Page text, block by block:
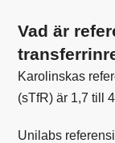
Vad är
Karolinskas
(sTfR) är 1,7 till
Unilabs